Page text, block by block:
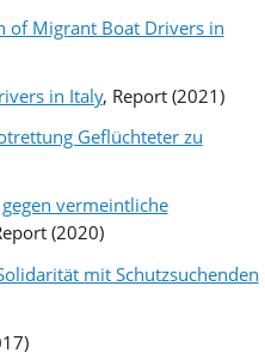
of Migrant Boat Drivers in
in Italy, Report (2021)
Geflüchteter zu
vermeintliche
(2020)
mit Schutzsuchenden